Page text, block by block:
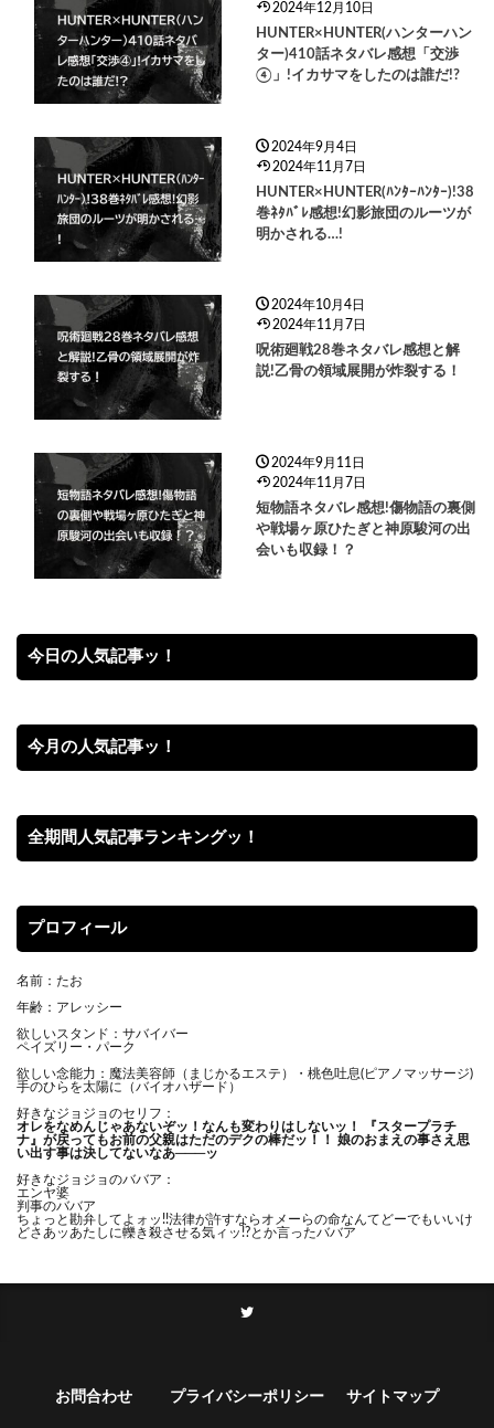
2024年12月10日
HUNTER×HUNTER(ハンターハン
ター)410話ネタバレ感想「交渉
④」!イカサマをしたのは誰だ!?
2024年9月4日
2024年11月7日
HUNTER×HUNTER(ﾊﾝﾀｰﾊﾝﾀｰ)!38
巻ﾈﾀﾊﾞﾚ感想!幻影旅団のルーツが
明かされる…!
2024年10月4日
2024年11月7日
呪術廻戦28巻ネタバレ感想と解
説!乙骨の領域展開が炸裂する！
2024年9月11日
2024年11月7日
短物語ネタバレ感想!傷物語の裏側
や戦場ヶ原ひたぎと神原駿河の出
会いも収録！？
今日の人気記事ッ！
今月の人気記事ッ！
全期間人気記事ランキングッ！
プロフィール
名前：たお
年齢：アレッシー
欲しいスタンド：サバイバー
ペイズリー・パーク
欲しい念能力：魔法美容師（まじかるエステ）・桃色吐息(ピアノマッサージ)
手のひらを太陽に（バイオハザード）
好きなジョジョのセリフ：
オレをなめんじゃあないぞッ！ なんも変わりはしないッ！ 『スタープラチ
ナ』が戻ってもお前の父親はただのデクの棒だッ！！ 娘のおまえの事さえ思
い出す事は決してないなあ───ッ
好きなジョジョのババア：
エンヤ婆
判事のババア
ちょっと勘弁してよォッ!!法律が許すならオメーらの命なんてどーでもいいけ
どさあッあたしに轢き殺させる気ィッ!?とか言ったババア
お問合わせ プライバシーポリシー サイトマップ